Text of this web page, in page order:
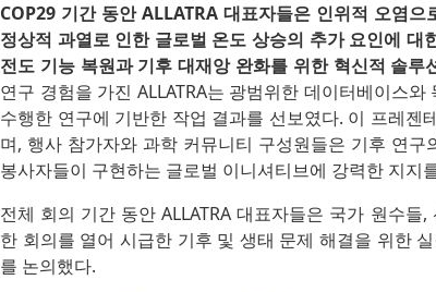
COP29 기간 동안 ALLATRA 대표자들은 인위적 오염
정상적 과열로 인한 글로벌 온도 상승의 추가 요인에
전도 기능 복원과 기후 대재앙 완화를 위한 혁신적 솔루
연구 경험을 가진 ALLATRA는 광범위한 데이터베이스
수행한 연구에 기반한 작업 결과를 선보였다. 이 프레젠
며, 행사 참가자와 과학 커뮤니티 구성원들은 기후 연구
봉사자들이 구현하는 글로벌 이니셔티브에 강력한 지지
전체 회의 기간 동안 ALLATRA 대표자들은 국가 원수
한 회의를 열어 시급한 기후 및 생태 문제 해결을 위한
를 논의했다.